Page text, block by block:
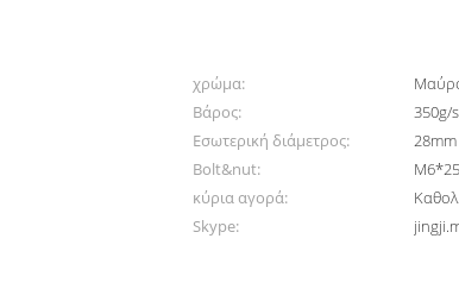
χρώμα:
Βάρος:
350g/
Εσωτερική διάμετρος:
28mm
Bolt&nut:
M6*25
κύρια αγορά:
Skype: